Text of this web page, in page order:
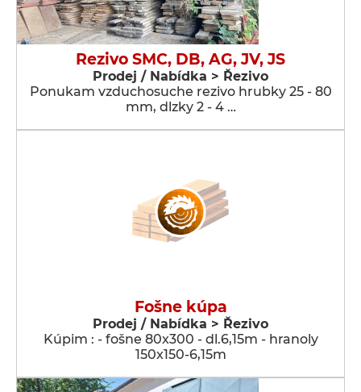
Rezivo SMC, DB, AG, JV, JS
Prodej / Nabídka > Řezivo
Ponukam vzduchosuche rezivo hrubky 25 - 80
mm, dlzky 2 - 4 …
Fošne kúpa
Prodej / Nabídka > Řezivo
Kúpim : - fošne 80x300 - dl.6,15m - hranoly
150x150-6,15m